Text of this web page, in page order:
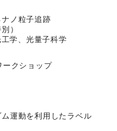
ノ粒子追跡
）
学、光量子科学
ークショップ
運動を利用したラベル